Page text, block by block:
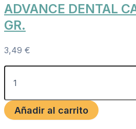
ADVANCE DENTAL
GR.
3,49 €
Añadir al carrito